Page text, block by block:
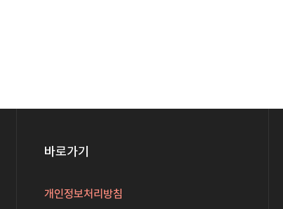
바로가기
개인정보처리방침